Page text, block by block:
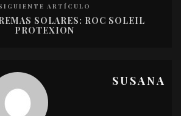
ARTÍCULO
SOLARES: ROC SOLEIL
PROTEXION
SUSANA